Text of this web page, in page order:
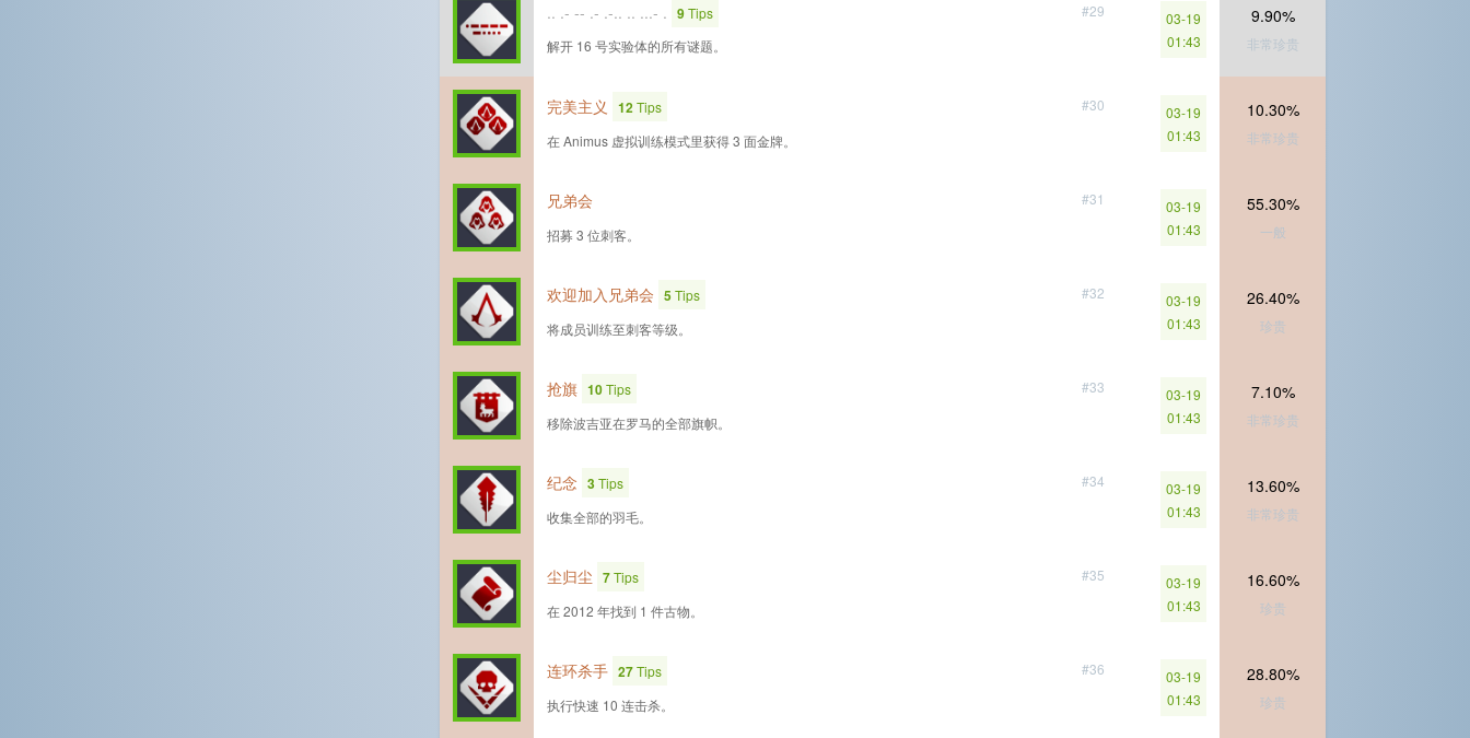
#29
.. .- -- .- .-.. .. ...- . 9Tips
解开 16 号实验体的所有谜题。
03-19
01:43
9.90%
非常珍贵
#30
完美主义 12Tips
在 Animus 虚拟训练模式里获得 3 面金牌。
03-19
01:43
10.30%
非常珍贵
#31
兄弟会
招募 3 位刺客。
03-19
01:43
55.30%
一般
#32
欢迎加入兄弟会 5Tips
将成员训练至刺客等级。
03-19
01:43
26.40%
珍贵
#33
抢旗 10Tips
移除波吉亚在罗马的全部旗帜。
03-19
01:43
7.10%
非常珍贵
#34
纪念 3Tips
收集全部的羽毛。
03-19
01:43
13.60%
非常珍贵
#35
尘归尘 7Tips
在 2012 年找到 1 件古物。
03-19
01:43
16.60%
珍贵
#36
连环杀手 27Tips
执行快速 10 连击杀。
03-19
01:43
28.80%
珍贵